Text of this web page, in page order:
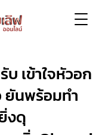
เข้าใจหัวอก
ยันพร้อมทำ
งดุ